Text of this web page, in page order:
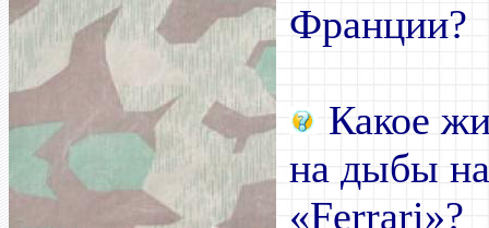
Франции?
Какое
на дыбы
«Ferrari»?